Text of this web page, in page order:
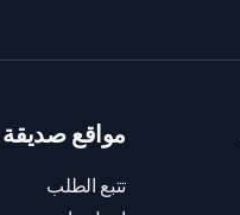
مواقع صديقة
تتبع الطلب